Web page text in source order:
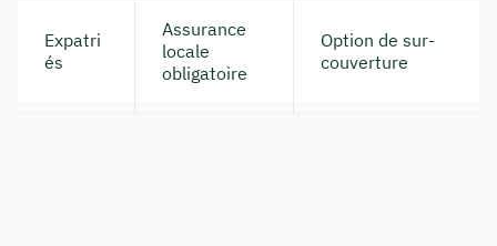
Expatri
és
Assurance
locale
obligatoire
Option de sur-
couverture